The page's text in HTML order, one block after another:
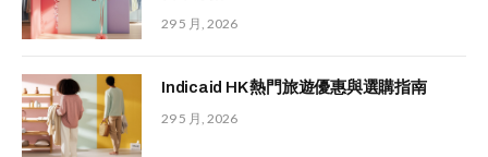
29 5 月, 2026
Indicaid HK 熱門旅遊優惠與選購指南
29 5 月, 2026